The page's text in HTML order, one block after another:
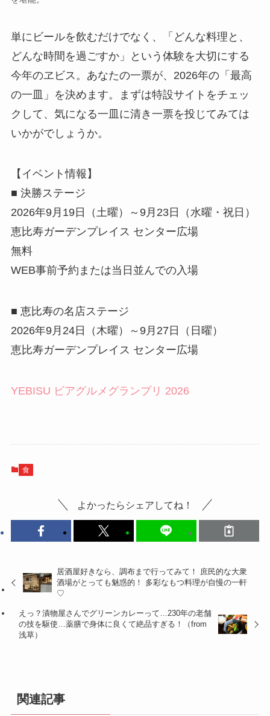
単にビールを飲むだけでなく、「どんな料理と、
どんな時間を過ごすか」という体験を大切にする
今年のヱビス。あなたの一票が、2026年の「最高
の一皿」を決めます。まずは特設サイトをチェッ
クして、気になる一皿に清き一票を投じてみては
いかがでしょうか。
【イベント情報】
■ 決勝ステージ
2026年9月19日（土曜）～9月23日（水曜・祝日）
恵比寿ガーデンプレイス センター広場
無料
WEB事前予約または当日並んでの入場
■ 恵比寿の名店ステージ
2026年9月24日（木曜）～9月27日（日曜）
恵比寿ガーデンプレイス センター広場
YEBISU ビアグルメグランプリ 2026
食
よかったらシェアしてね！
居酒屋好きなら、調布まで行ってみて！ 庶民的な大衆
酒場がとっても魅惑的！ 多彩なもつ料理が自慢の一軒
♡
えっ？漬物屋さんでグリーンカレーって…230年の老舗
の技を駆使…薬膳で身体に良くて絶品すぎる！（from
浅草）
関連記事